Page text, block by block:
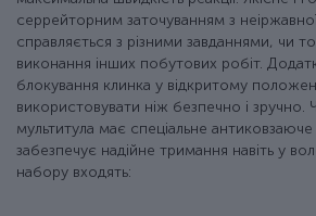
серрейторним заточуванням з
справляється з різними завданнями, чи
виконання інших побутових робіт.
блокування клинка у відкритому
використовувати ніж безпечно і зручно.
мультитула має спеціальне
забезпечує надійне тримання навіть у
набору входять: